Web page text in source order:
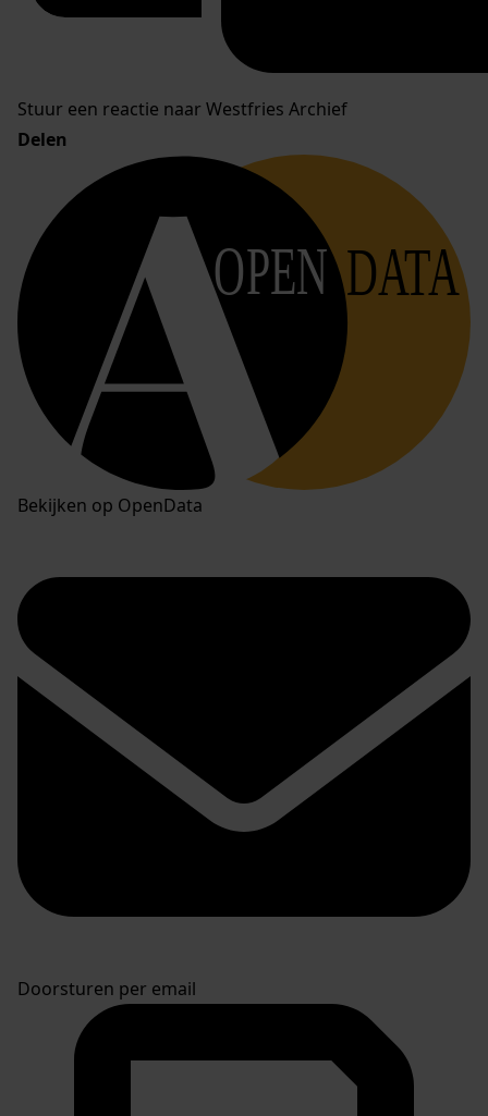
Stuur een reactie naar Westfries Archief
Delen
OPEN DATA
Bekijken op OpenData
Doorsturen per email